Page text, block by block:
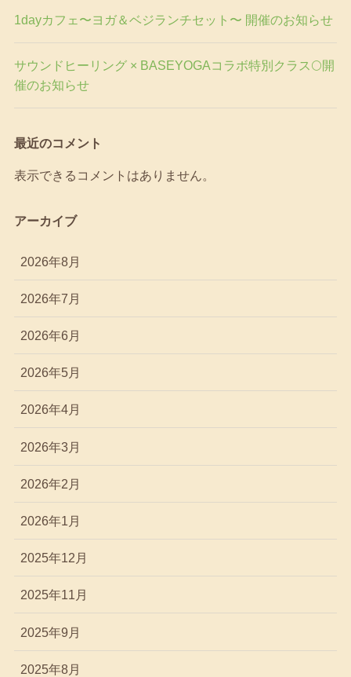
1dayカフェ〜ヨガ＆ベジランチセット〜 開催のお知らせ
サウンドヒーリング × BASEYOGAコラボ特別クラス🌕開
催のお知らせ
最近のコメント
表示できるコメントはありません。
アーカイブ
2026年8月
2026年7月
2026年6月
2026年5月
2026年4月
2026年3月
2026年2月
2026年1月
2025年12月
2025年11月
2025年9月
2025年8月